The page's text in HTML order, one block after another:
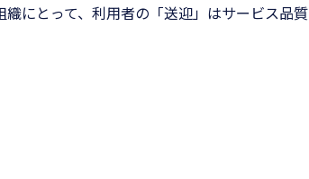
にとって、利用者の「送迎」はサービス品質